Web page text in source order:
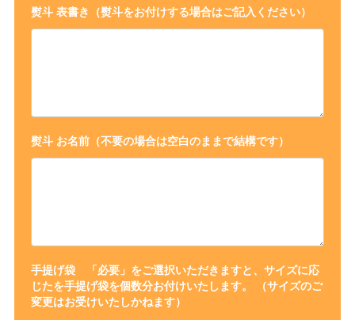
熨斗 表書き（熨斗をお付けする場合はご記入ください）
熨斗 お名前（不要の場合は空白のままで結構です）
手提げ袋 「必要」をご選択いただきますと、サイズに応
じたを手提げ袋を個数分お付けいたします。 （サイズのご
変更はお受けいたしかねます）